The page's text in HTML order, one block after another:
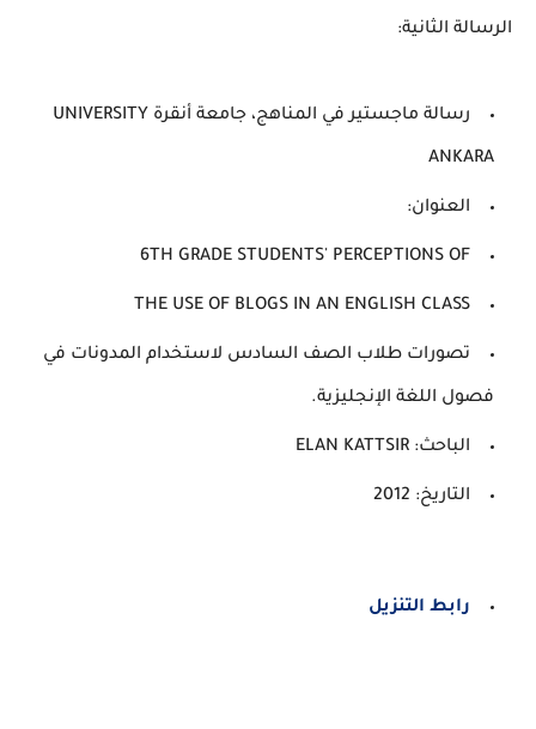
الرسالة الثانية:
رسالة ماجستير في المناهج، جامعة أنقرة UNIVERSITY
ANKARA
العنوان:
6TH GRADE STUDENTS' PERCEPTIONS OF
THE USE OF BLOGS IN AN ENGLISH CLASS
تصورات طلاب الصف السادس لاستخدام المدونات في
فصول اللغة الإنجليزية.
الباحث: ELAN KATTSIR
التاريخ: 2012
رابط التنزيل